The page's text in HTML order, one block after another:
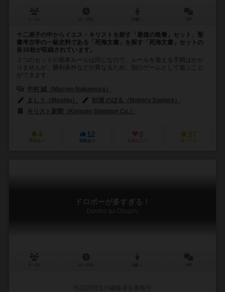
十二弟子の中からイエス・キリストを探す「最後の晩餐」セット、聖
書考古学の一級史料である「死海文書」を探す「死海文書」セットの
各16枚が収録されています。
２つのセットの基本ルールは同じなので、ルールを覚える手間はかか
りませんが、勝利条件などが異なるため、別のゲームとして遊ぶこと
ができます。
中村 誠（Macoto Nakamura）
ましう（Mashiu）
杉浦 のぼる（Noboru Sugiura）
キリスト新聞（Kirisuto Shimbun Co.）
4
興味あり
12
経験あり
0
お気に入り
27
持ってる
ドロボーが多すぎる！
Dorobo ga Osugiru